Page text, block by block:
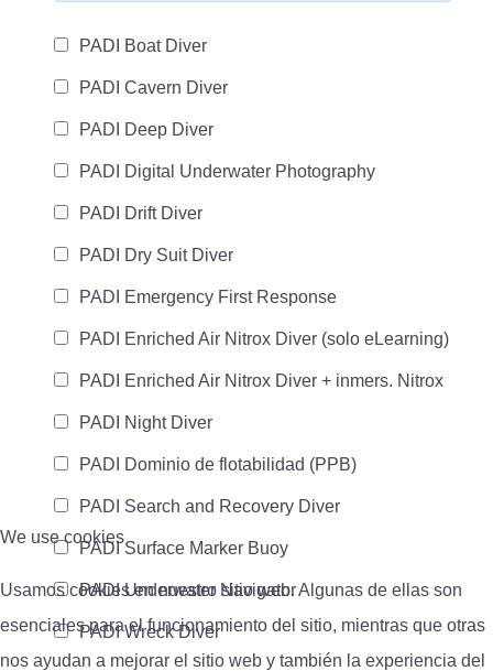
PADI Boat Diver
PADI Cavern Diver
PADI Deep Diver
PADI Digital Underwater Photography
PADI Drift Diver
PADI Dry Suit Diver
PADI Emergency First Response
PADI Enriched Air Nitrox Diver (solo eLearning)
PADI Enriched Air Nitrox Diver + inmers. Nitrox
PADI Night Diver
PADI Dominio de flotabilidad (PPB)
PADI Search and Recovery Diver
PADI Surface Marker Buoy
PADI Underwater Navigator
PADI Wreck Diver
We use cookies
Usamos cookies en nuestro sitio web. Algunas de ellas son
esenciales para el funcionamiento del sitio, mientras que otras
nos ayudan a mejorar el sitio web y también la experiencia del